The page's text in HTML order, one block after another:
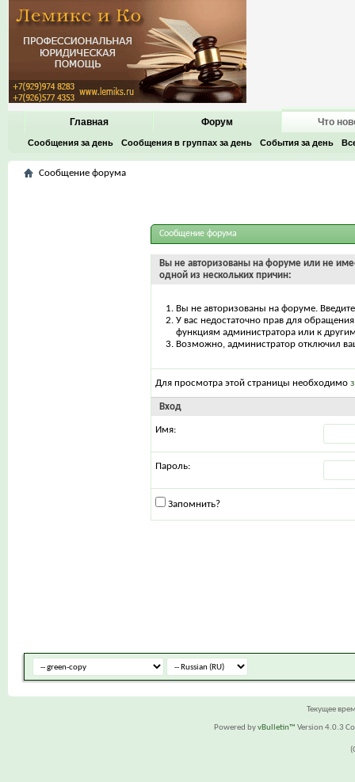
Главная Форум Что
Сообщения за день Сообщения в группах за день События за день
Сообщение форума
Сообщение форума
Вы не авторизованы на форуме или не
одной из нескольких причин:
Вы не авторизованы на форуме.
У вас недостаточно прав для
функциям администратора или к
Возможно, администратор отключил
Для просмотра этой страницы необходимо
Вход
Имя:
Пароль:
Запомнить?
Текущее
Powered byvBulletin™ Version 4.0.3